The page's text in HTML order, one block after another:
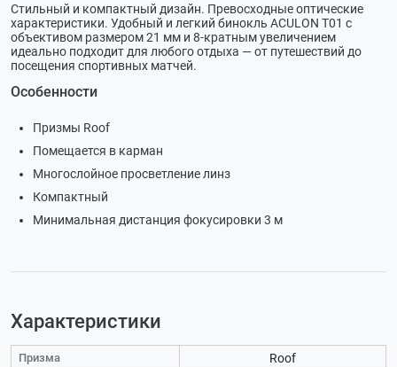
Стильный и компактный дизайн. Превосходные оптические
характеристики. Удобный и легкий бинокль ACULON T01 с
объективом размером 21 мм и 8-кратнымувеличением
идеально подходит для любого отдыха — от путешествий до
посещения спортивных матчей.
Особенности
Призмы Roof
Помещается в карман
Многослойное просветление линз
Компактный
Минимальная дистанция фокусировки 3 м
Характеристики
Призма Roof